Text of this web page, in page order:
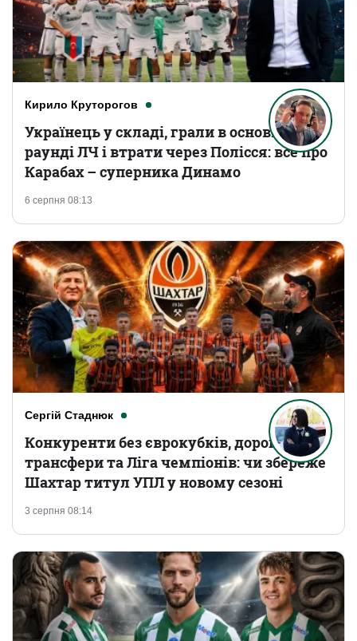
Кирило Круторогов
6 серпня 08:13
Українець у складі, грали в основному
раунді ЛЧ і втрати через Полісся: все про
Карабах – суперника Динамо
Сергій Стаднюк
3 серпня 08:14
Конкуренти без єврокубків, дорогі
трансфери та Ліга чемпіонів: чи збереже
Шахтар титул УПЛ у новому сезоні